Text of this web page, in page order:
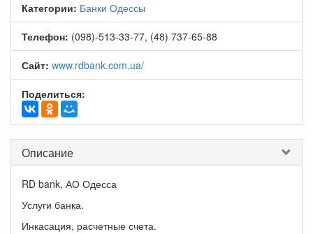
Категории: Банки Одессы
Телефон: (098)-513-33-77, (48) 737-65-88
Сайт: www.rdbank.com.ua/
Поделиться:
Описание
RD bank, АО Одесса
Услуги банка.
Инкасация, расчетные счета.